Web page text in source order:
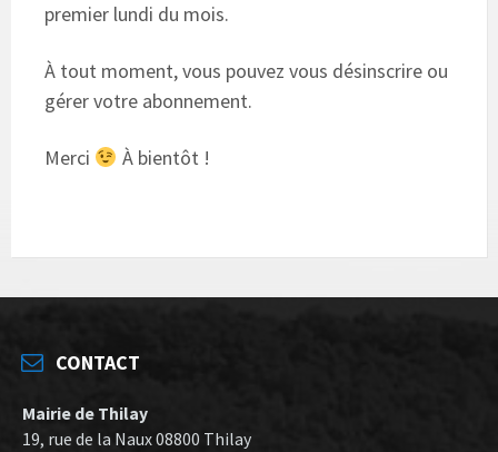
premier lundi du mois.
À tout moment, vous pouvez vous désinscrire ou
gérer votre abonnement.
Merci À bientôt !
CONTACT
Mairie de Thilay
19, rue de la Naux 08800 Thilay